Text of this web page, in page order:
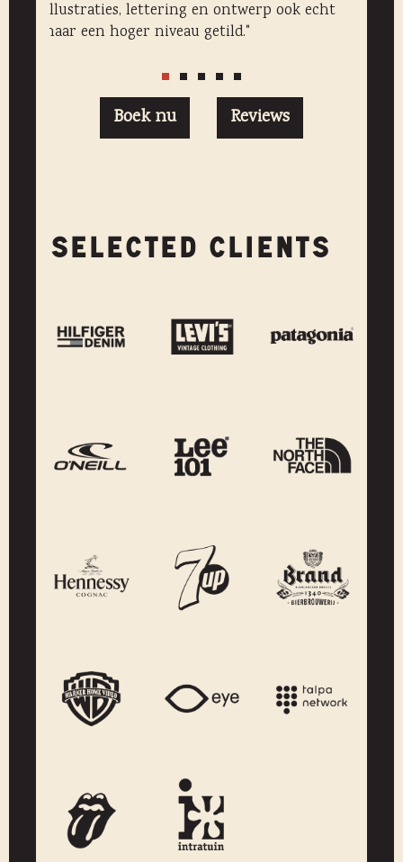
illustraties, lettering en ontwerp ook echt
naar een hoger niveau getild."
Boek nu Reviews
SELECTED CLIENTS